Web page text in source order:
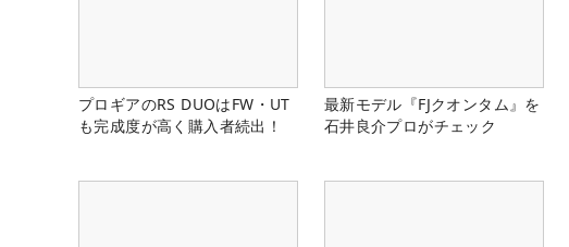
プロギアのRS DUOはFW・UT
も完成度が高く購入者続出！
最新モデル『FJクオンタム』を
石井良介プロがチェック